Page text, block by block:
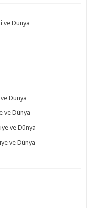
ve Dünya
Dünya
ve Dünya
ve Dünya
ve Dünya